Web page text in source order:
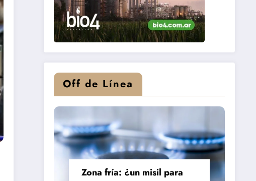
Off de Línea
Zona fría: ¿un misil para